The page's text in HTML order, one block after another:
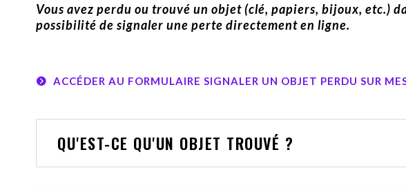
Vous avez perdu ou trouvé un objet (clé, papiers, bijoux, etc.)
possibilité de signaler une perte directement en ligne.
ACCÉDER AU FORMULAIRE SIGNALER UN OBJET PERDU SUR
QU'EST-CE QU'UN OBJET TROUVÉ ?